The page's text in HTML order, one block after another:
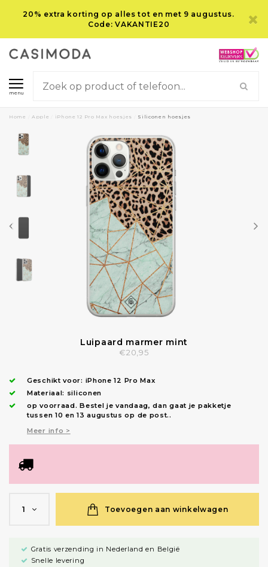
20% extra korting op alles tot en met 9 augustus.
Code: VAKANTIE20
menu
Home Apple iPhone 12 Pro Max hoesjes Siliconen hoesjes
Luipaard marmer mint
€20,95
Geschikt voor: iPhone 12 Pro Max
Materiaal: siliconen
op voorraad.Bestel je vandaag, dan gaat je pakketje
tussen 10 en 13 augustus op de post..
Meer info >
1 Toevoegen aan winkelwagen
Gratis verzending in Nederland en België
Snelle levering